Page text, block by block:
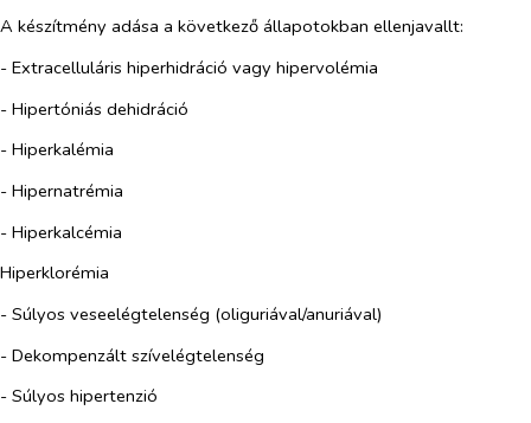
A készítmény adása a következő állapotokban ellenjavallt:
- Extracelluláris hiperhidráció vagy hipervolémia
- Hipertóniás dehidráció
- Hiperkalémia
- Hipernatrémia
- Hiperkalcémia
Hiperklorémia
- Súlyos veseelégtelenség (oliguriával/anuriával)
- Dekompenzált szívelégtelenség
- Súlyos hipertenzió